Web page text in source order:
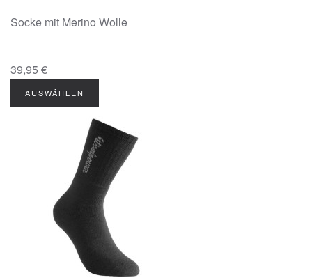
Socke mit Merino Wolle
39,95 €
AUSWÄHLEN